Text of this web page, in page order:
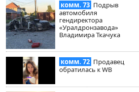
комм. 73 Подрыв
автомобиля
гендиректора
«Уралдронзавода»
Владимира Ткачука
комм. 72 Продавец
обратилась к WB